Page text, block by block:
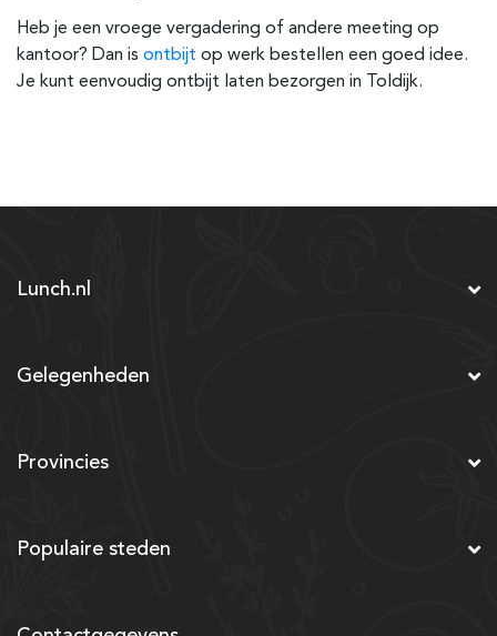
Heb je een vroege vergadering of andere meeting op
kantoor? Dan is ontbijt op werk bestellen een goed idee.
Je kunt eenvoudig ontbijt laten bezorgen in Toldijk.
Lunch.nl
Gelegenheden
Provincies
Populaire steden